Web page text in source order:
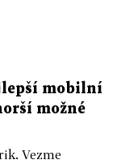
mobilní
možné
Vezme